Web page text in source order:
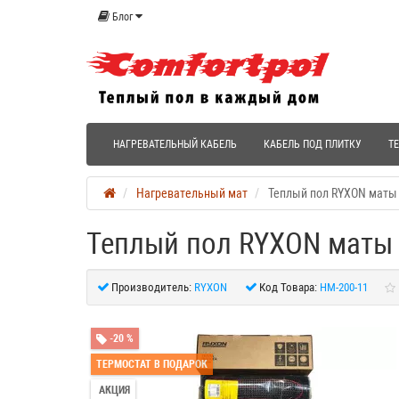
Блог
НАГРЕВАТЕЛЬНЫЙ КАБЕЛЬ КАБЕЛЬ ПОД ПЛИТКУ
Нагревательный мат Теплый пол RYXON
Теплый пол RYXON
Производитель: RYXON Код Товара: HM-200-11
-20 %
ТЕРМОСТАТ В ПОДАРОК
АКЦИЯ